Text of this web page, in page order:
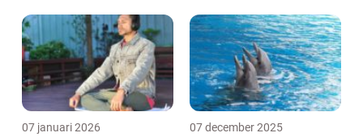
07 januari 2026 07 december 2025